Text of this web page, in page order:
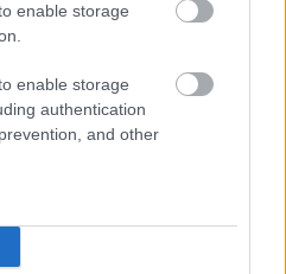
enable storage
enable storage
authentication
and other
2026-08-15 18:00